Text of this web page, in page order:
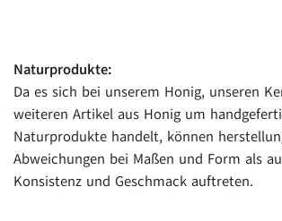
Naturprodukte:
Da es sich bei unserem Honig, unseren
weiteren Artikel aus Honig um
Naturprodukte handelt, können
Abweichungen bei Maßen und Form als
Konsistenz und Geschmack auftreten.